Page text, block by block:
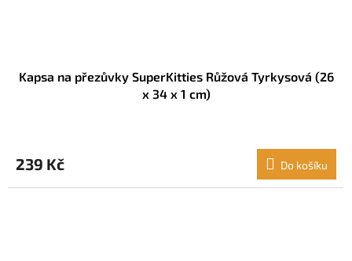
Kapsa na přezůvky SuperKitties Růžová Tyrkysová (26
x 34 x 1 cm)
239 Kč Do košíku